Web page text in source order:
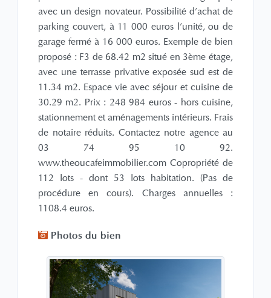
avec un design novateur. Possibilité d'achat de
parking couvert, à 11 000 euros l'unité, ou de
garage fermé à 16 000 euros. Exemple de bien
proposé : F3 de 68.42 m2 situé en 3ème étage,
avec une terrasse privative exposée sud est de
11.34 m2. Espace vie avec séjour et cuisine de
30.29 m2. Prix : 248 984 euros - hors cuisine,
stationnement et aménagements intérieurs. Frais
de notaire réduits. Contactez notre agence au
03 74 95 10 92.
www.theoucafeimmobilier.com Copropriété de
112 lots - dont 53 lots habitation. (Pas de
procédure en cours). Charges annuelles :
1108.4 euros.
Photos du bien